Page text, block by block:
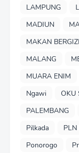
LAMPUNG
MADIUN
MAKAN
MALANG
MUARA ENIM
Ngawi
OKU
PALEMBANG
Pilkada
Ponorogo